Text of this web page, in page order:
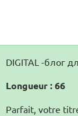
DIGITAL -блог
Longueur : 66
Parfait, votre